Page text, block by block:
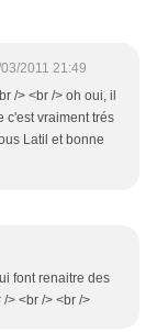
2011 21:49
/> <br /> oh oui, il
c'est vraiment trés
Latil et bonne
font renaitre des
> <br /> <br />